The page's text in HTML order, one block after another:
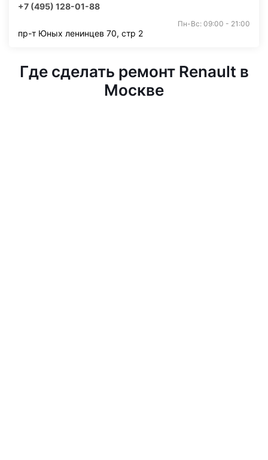
+7 (495) 128-01-88
Пн-Вс: 09:00 - 21:00
пр-т Юных ленинцев 70, стр 2
Где сделать ремонт Renault в
Москве